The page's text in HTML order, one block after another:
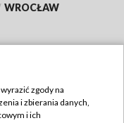
WROCŁAW
zgody na
i zbierania danych,
i ich